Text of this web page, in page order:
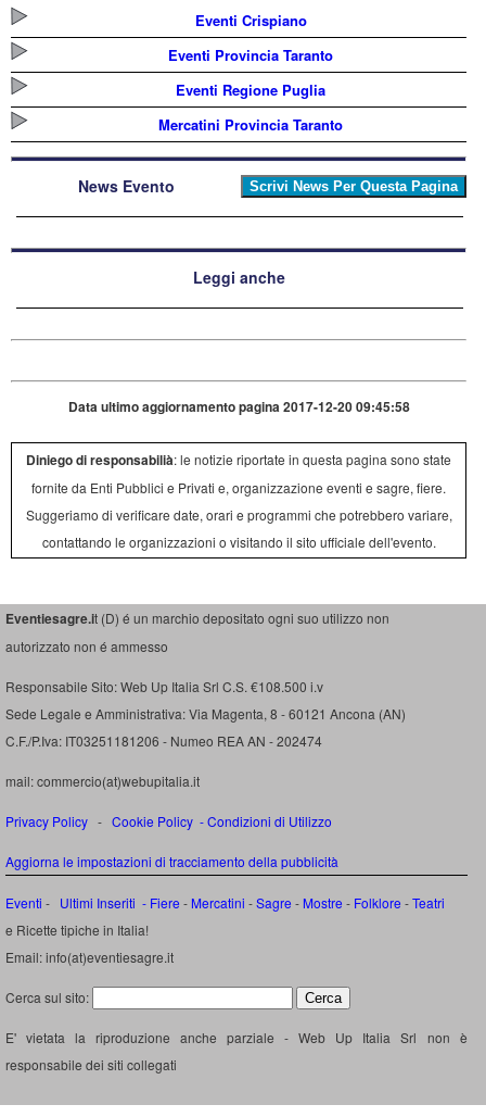
Eventi Crispiano
Eventi Provincia Taranto
Eventi Regione Puglia
Mercatini Provincia Taranto
News Evento
Leggi anche
Data ultimo aggiornamento pagina 2017-12-20 09:45:58
Diniego di responsabilià: le notizie riportate in questa pagina sono state
fornite da Enti Pubblici e Privati e, organizzazione eventi e sagre, fiere.
Suggeriamo di verificare date, orari e programmi che potrebbero variare,
contattando le organizzazioni o visitando il sito ufficiale dell'evento.
Eventiesagre.it (D) é un marchio depositato ogni suo utilizzo non
autorizzato non é ammesso
Responsabile Sito: Web Up Italia Srl C.S. €108.500 i.v
Sede Legale e Amministrativa: Via Magenta, 8 - 60121 Ancona (AN)
C.F./P.Iva: IT03251181206 - Numeo REA AN - 202474
mail: commercio(at)webupitalia.it
Privacy Policy - Cookie Policy -Condizioni di Utilizzo
Aggiorna le impostazioni di tracciamento della pubblicità
Eventi - Ultimi Inseriti - Fiere - Mercatini -Sagre - Mostre - Folklore -Teatri
e Ricette tipiche in Italia!
Email: info(at)eventiesagre.it
Cerca sul sito:
E' vietata la riproduzione anche parziale - Web Up Italia Srl non è
responsabile dei siti collegati